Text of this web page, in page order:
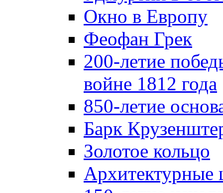
Окно в Европу
Феофан Грек
200-летие
войне 1812 года
850-летие
Барк
Золотое кольцо
Архитектурные